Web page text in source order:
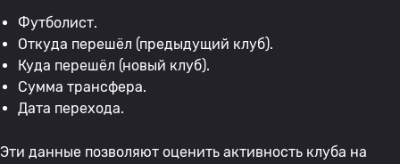
Футболист.
Откуда перешёл (предыдущий клуб).
Куда перешёл (новый клуб).
Сумма трансфера.
Дата перехода.
Эти данные позволяют оценить активность клуба на